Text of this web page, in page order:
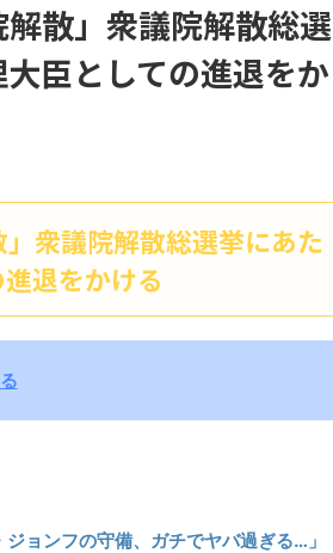
散」衆議院解散総選
臣としての進退をか
衆議院解散総選挙にあた
退をかける
ョンフの守備、ガチでヤバ過ぎる…」